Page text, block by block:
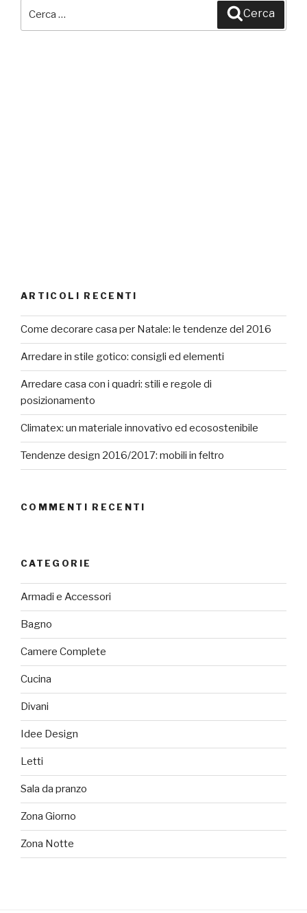
Cerca
ARTICOLI RECENTI
Come decorare casa per Natale: le tendenze del 2016
Arredare in stile gotico: consigli ed elementi
Arredare casa con i quadri: stili e regole di
posizionamento
Climatex: un materiale innovativo ed ecosostenibile
Tendenze design 2016/2017: mobili in feltro
COMMENTI RECENTI
CATEGORIE
Armadi e Accessori
Bagno
Camere Complete
Cucina
Divani
Idee Design
Letti
Sala da pranzo
Zona Giorno
Zona Notte